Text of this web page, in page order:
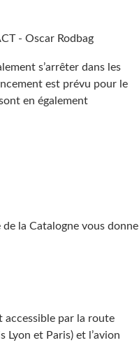
- Oscar Rodbag
s’arrêter dans les
est prévu pour le
en également
la Catalogne vous donne
accessible par la route
et Paris) et l’avion